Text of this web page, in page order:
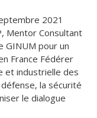
2021
Mentor Consultant
GINUM pour un
France Fédérer
et industrielle des
la sécurité
le dialogue